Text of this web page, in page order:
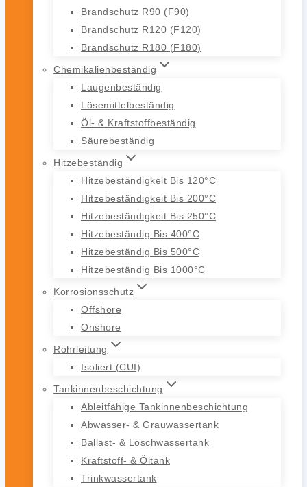
Brandschutz R90 (F90)
Brandschutz R120 (F120)
Brandschutz R180 (F180)
Chemikalienbeständig
Laugenbeständig
Lösemittelbeständig
Öl- & Kraftstoffbeständig
Säurebeständig
Hitzebeständig
Hitzebeständigkeit Bis 120°C
Hitzebeständigkeit Bis 200°C
Hitzebeständigkeit Bis 250°C
Hitzebeständig Bis 400°C
Hitzebeständig Bis 500°C
Hitzebeständig Bis 1000°C
Korrosionsschutz
Offshore
Onshore
Rohrleitung
Isoliert (CUI)
Tankinnenbeschichtung
Ableitfähige Tankinnenbeschichtung
Abwasser- & Grauwassertank
Ballast- & Löschwassertank
Kraftstoff- & Öltank
Trinkwassertank